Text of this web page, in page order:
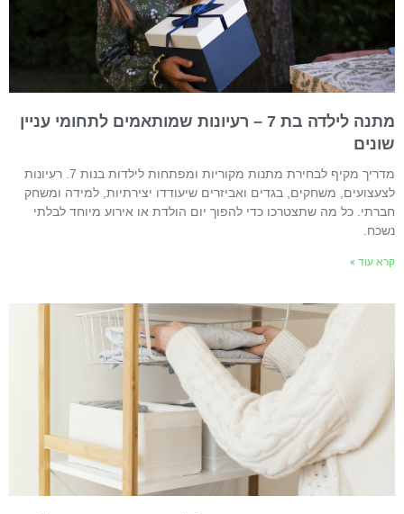
מתנה לילדה בת 7 – רעיונות שמותאמים לתחומי עניין
מדריך מקיף לבחירת מתנות מקוריות ומפתחות לילדות בנות 7. רעיונות
משחקים, בגדים ואביזרים שיעודדו יצירתיות, למידה ומשחק
כל מה שתצטרכו כדי להפוך יום הולדת או אירוע מיוחד לבלתי
עוד »